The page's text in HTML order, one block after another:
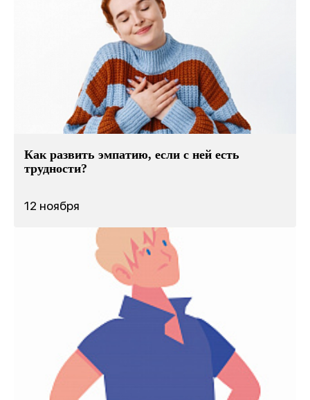
Как развить эмпатию, если с ней есть
трудности?
12 ноября